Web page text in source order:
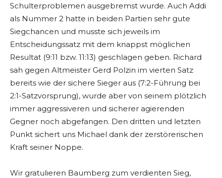
Schulterproblemen ausgebremst wurde. Auch Addi
als Nummer 2 hatte in beiden Partien sehr gute
Siegchancen und musste sich jeweils im
Entscheidungssatz mit dem knappst möglichen
Resultat (9:11 bzw. 11:13) geschlagen geben. Richard
sah gegen Altmeister Gerd Polzin im vierten Satz
bereits wie der sichere Sieger aus (7:2-Führung bei
2:1-Satzvorsprung), wurde aber von seinem plötzlich
immer aggressiveren und sicherer agierenden
Gegner noch abgefangen. Den dritten und letzten
Punkt sichert uns Michael dank der zerstörerischen
Kraft seiner Noppe.
Wir gratulieren Baumberg zum verdienten Sieg,